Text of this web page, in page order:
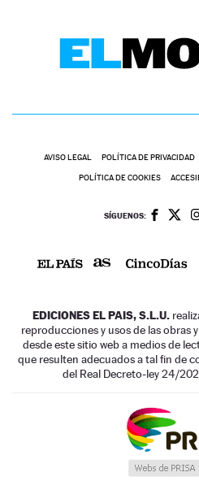
AVISO LEGAL POLÍTICA DE PRIVACIDAD
POLÍTICA DE COOKIES
SÍGUENOS:
EDICIONES EL PAIS, S.L.U.
reproducciones y usos de las obras
desde este sitio web a medios de
que resulten adecuados a tal fin de
del Real Decreto-ley 24/